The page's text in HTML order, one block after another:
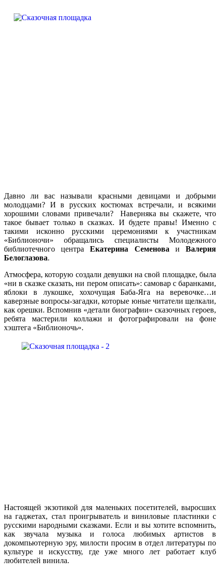
Давно ли вас называли красными девицами и добрыми
молодцами? И в русских костюмах встречали, и всякими
хорошими словами привечали? Наверняка вы скажете, что
такое бывает только в сказках. И будете правы! Именно с
такими исконно русскими церемониями к участникам
«Библионочи» обращались специалисты Молодежного
библиотечного центраЕкатерина Семенова иВалерия
Белоглазова.
Атмосфера, которую создали девушки на свой площадке, была
«ни в сказке сказать, ни пером описать»: самовар с баранками,
яблоки в лукошке, хохочущая Баба-Яга на веревочке…и
каверзные вопросы-загадки, которые юные читатели щелкали,
как орешки. Вспомнив «детали биографии» сказочных героев,
ребята мастерили коллажи и фотографировали на фоне
хэштега «Библионочь».
Настоящей экзотикой для маленьких посетителей, выросших
на гаджетах, стал проигрыватель и виниловые пластинки с
русскими народными сказками. Если и вы хотите вспомнить,
как звучала музыка и голоса любимых артистов в
докомпьютерную эру, милости просим в отдел литературы по
культуре и искусству, где уже много лет работает клуб
любителей винила.